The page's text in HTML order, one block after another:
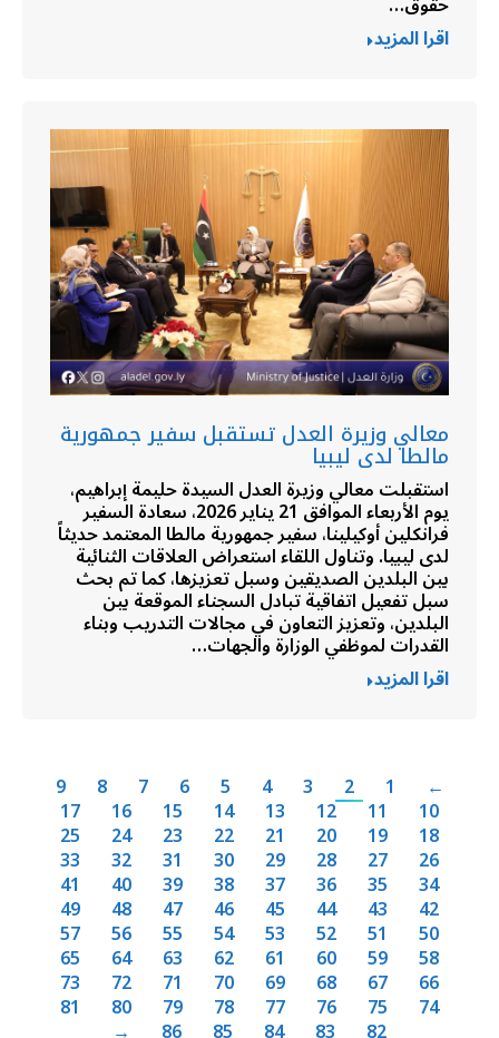
اقرا المزيد
معالي وزيرة العدل تستقبل سفير جمهورية
مالطا لدى ليبيا
استقبلت معالي وزيرة العدل السيدة حليمة إبراهيم،
يوم الأربعاء الموافق 21 يناير 2026، سعادة السفير
فرانكلين أوكيلينا، سفير جمهورية مالطا المعتمد حديثاً
لدى ليبيا. وتناول اللقاء استعراض العلاقات الثنائية
بين البلدين الصديقين وسبل تعزيزها، كما تم بحث
سبل تفعيل اتفاقية تبادل السجناء الموقعة بين
البلدين، وتعزيز التعاون في مجالات التدريب وبناء
القدرات لموظفي الوزارة والجهات…
اقرا المزيد
←
1
2
3
4
5
6
7
8
9
10
11
12
13
14
15
16
17
18
19
20
21
22
23
24
25
26
27
28
29
30
31
32
33
34
35
36
37
38
39
40
41
42
43
44
45
46
47
48
49
50
51
52
53
54
55
56
57
58
59
60
61
62
63
64
65
66
67
68
69
70
71
72
73
74
75
76
77
78
79
80
81